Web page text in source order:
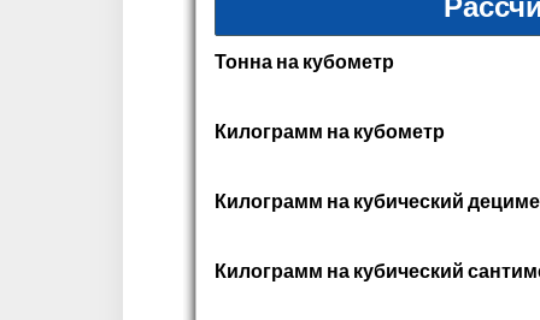
Тонна на кубометр
Килограмм на кубометр
Килограмм на кубический
Килограмм на кубический